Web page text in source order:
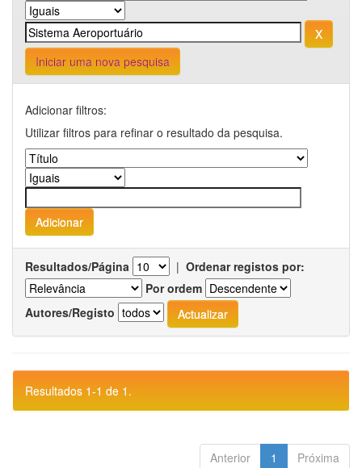
Iniciar uma nova pesquisa
Adicionar filtros:
Utilizar filtros para refinar o resultado da pesquisa.
Resultados/Página | Ordenar registos por:
Por ordem
Autores/Registo
Resultados 1-1 de 1.
Anterior 1 Próxima